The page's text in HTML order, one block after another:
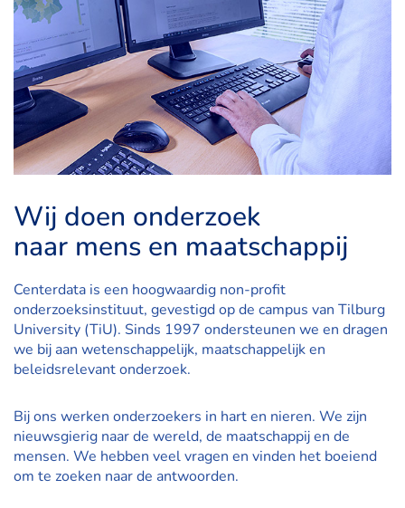
Wij doen onderzoek
naar mens en maatschappij
Centerdata is een hoogwaardig non-profit
onderzoeksinstituut, gevestigd op de campus van Tilburg
University (TiU). Sinds 1997 ondersteunen we en dragen
we bij aan wetenschappelijk, maatschappelijk en
beleidsrelevant onderzoek.
Bij ons werken onderzoekers in hart en nieren. We zijn
nieuwsgierig naar de wereld, de maatschappij en de
mensen. We hebben veel vragen en vinden het boeiend
om te zoeken naar de antwoorden.